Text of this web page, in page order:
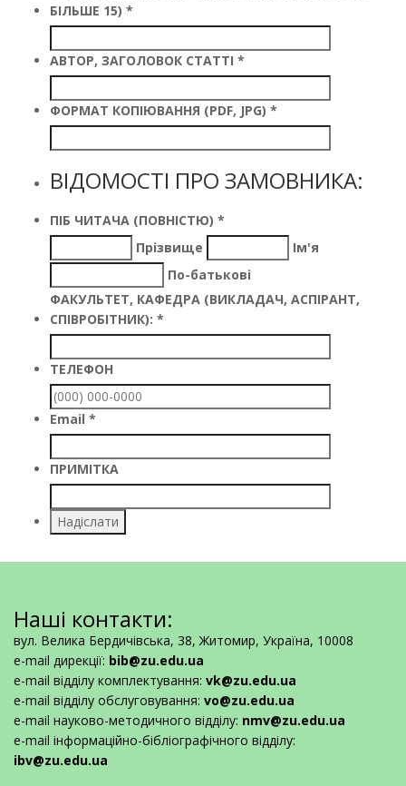
БІЛЬШЕ 15) *
АВТОР, ЗАГОЛОВОК СТАТТІ *
ФОРМАТ КОПІЮВАННЯ (PDF, JPG) *
ВІДОМОСТІ ПРО ЗАМОВНИКА:
ПІБ ЧИТАЧА (ПОВНІСТЮ) *
Прізвище
Ім'я
По-батькові
ФАКУЛЬТЕТ, КАФЕДРА (ВИКЛАДАЧ, АСПІРАНТ,
СПІВРОБІТНИК): *
ТЕЛЕФОН
Email *
ПРИМІТКА
Надіслати
Наші контакти:
вул. Велика Бердичівська, 38, Житомир, Україна, 10008
e-mail дирекції: bib@zu.edu.ua
e-mail відділу комплектування: vk@zu.edu.ua
e-mail відділу обслуговування: vo@zu.edu.ua
e-mail науково-методичного відділу: nmv@zu.edu.ua
e-mail інформаційно-бібліографічного відділу:
ibv@zu.edu.ua